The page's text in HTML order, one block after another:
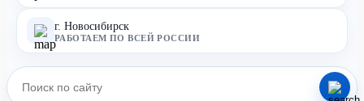
г. Новосибирск
РАБОТАЕМ ПО ВСЕЙ РОССИИ